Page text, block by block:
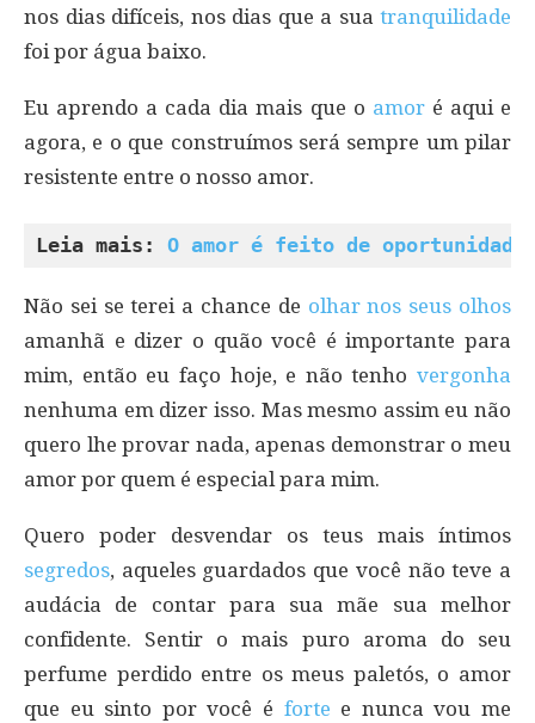
nos dias difíceis, nos dias que a sua tranquilidade
foi por água baixo.
Eu aprendo a cada dia mais que o amoré aqui e
agora, e o que construímos será sempre um pilar
resistente entre o nosso amor.
Leia mais: O amor é feito de
Não sei se terei a chance de olhar nos seus olhos
amanhã e dizer o quão você é importante para
mim, então eu faço hoje, e não tenho vergonha
nenhuma em dizer isso. Mas mesmo assim eu não
quero lhe provar nada, apenas demonstrar o meu
amor por quem é especial para mim.
Quero poder desvendar os teus mais íntimos
segredos, aqueles guardados que você não teve a
audácia de contar para sua mãe sua melhor
confidente. Sentir o mais puro aroma do seu
perfume perdido entre os meus paletós, o amor
que eu sinto por você é forte e nunca vou me